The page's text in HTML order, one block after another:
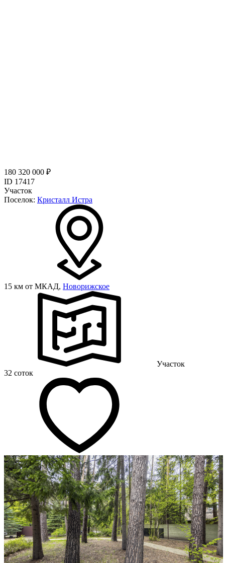
180 320 000 ₽
ID 17417
Участок
Поселок: Кристалл Истра
15 км от МКАД, Новорижское
Участок
32 соток